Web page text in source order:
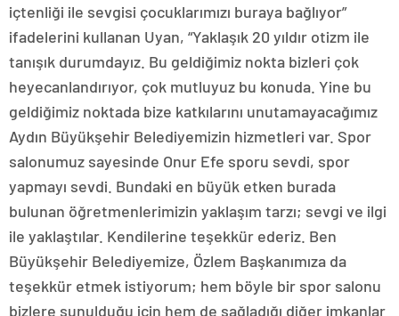
içtenliği ile sevgisi çocuklarımızı buraya bağlıyor”
ifadelerini kullanan Uyan, “Yaklaşık 20 yıldır otizm ile
tanışık durumdayız. Bu geldiğimiz nokta bizleri çok
heyecanlandırıyor, çok mutluyuz bu konuda. Yine bu
geldiğimiz noktada bize katkılarını unutamayacağımız
Aydın Büyükşehir Belediyemizin hizmetleri var. Spor
salonumuz sayesinde Onur Efe sporu sevdi, spor
yapmayı sevdi. Bundaki en büyük etken burada
bulunan öğretmenlerimizin yaklaşım tarzı; sevgi ve ilgi
ile yaklaştılar. Kendilerine teşekkür ederiz. Ben
Büyükşehir Belediyemize, Özlem Başkanımıza da
teşekkür etmek istiyorum; hem böyle bir spor salonu
bizlere sunulduğu için hem de sağladığı diğer imkanlar